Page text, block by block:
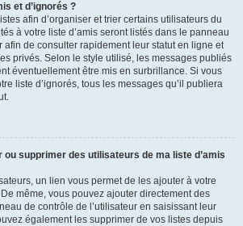
et d’ignorés ?
afin d’organiser et trier certains utilisateurs du
à votre liste d’amis seront listés dans le panneau
afin de consulter rapidement leur statut en ligne et
privés. Selon le style utilisé, les messages publiés
éventuellement être mis en surbrillance. Si vous
liste d’ignorés, tous les messages qu’il publiera
supprimer des utilisateurs de ma liste d’amis
un lien vous permet de les ajouter à votre
De même, vous pouvez ajouter directement des
de contrôle de l’utilisateur en saisissant leur
également les supprimer de vos listes depuis